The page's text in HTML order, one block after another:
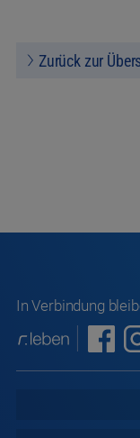
Zurück zur
In Verbindung